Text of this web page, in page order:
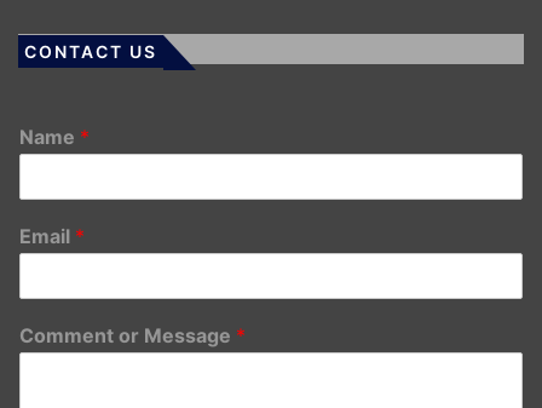
CONTACT US
Name *
Email *
Comment or Message *